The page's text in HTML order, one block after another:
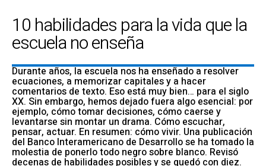
10 habilidades para la vida que la
escuela no enseña
Durante años, la escuela nos ha enseñado a resolver
ecuaciones, a memorizar capitales y a hacer
comentarios de texto. Eso está muy bien… para el siglo
XX. Sin embargo, hemos dejado fuera algo esencial: por
ejemplo, cómo tomar decisiones, cómo caerse y
levantarse sin montar un drama. Cómo escuchar,
pensar, actuar. En resumen: cómo vivir. Una publicación
del Banco Interamericano de Desarrollo se ha tomado la
molestia de ponerlo todo negro sobre blanco. Revisó
decenas de habilidades posibles y se quedó con diez.